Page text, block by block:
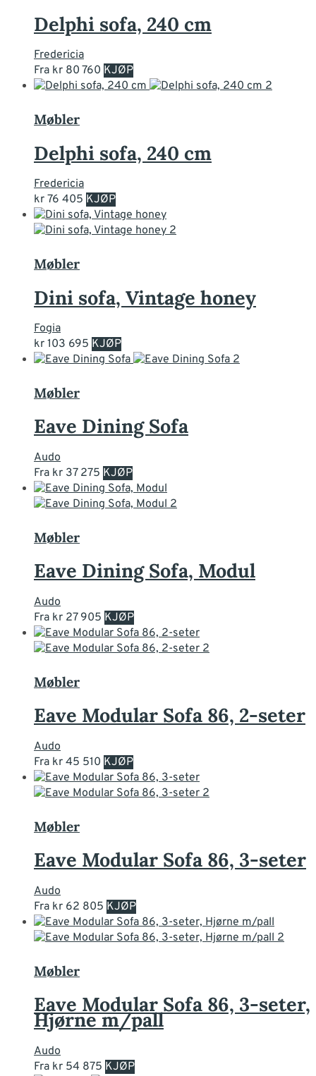
Alternativene
kan
på
produktsiden
Delphi sofa, 240 cm
Fredericia
Fra kr 80 760 KJØPDette
produktet
Alternativene
kan
produktsiden
Møbler
Delphi sofa, 240 cm
Fredericia
kr 76 405 KJØPDette
produktet
har
kan
velges
produktsiden
Møbler
Dini sofa, Vintage honey
Fogia
kr 103 695 KJØP
Møbler
Eave Dining Sofa
Audo
Fra kr 37 275 KJØPDette
produktet
har
kan
velges
produktsiden
Møbler
Eave Dining Sofa, Modul
Audo
Fra kr 27 905 KJØPDette
produktet
har
kan
velges
Møbler
Eave Modular Sofa 86, 2-seter
Audo
Fra kr 45 510 KJØPDette
produktet
har
kan
velges
produktsiden
Møbler
Eave Modular Sofa 86, 3-seter
Audo
Fra kr 62 805 KJØPDette
produktet
har
kan
velges
på
Møbler
Eave Modular Sofa 86, 3-seter,
Hjørne m/pall
Audo
Fra kr 54 875 KJØPDette